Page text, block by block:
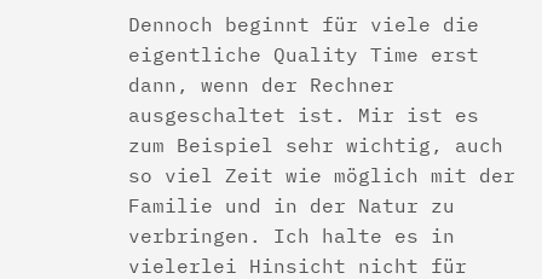
Dennoch beginnt für viele die
eigentliche Quality Time erst
dann, wenn der Rechner
ausgeschaltet ist. Mir ist es
zum Beispiel sehr wichtig, auch
so viel Zeit wie möglich mit der
Familie und in der Natur zu
verbringen. Ich halte es in
vielerlei Hinsicht nicht für